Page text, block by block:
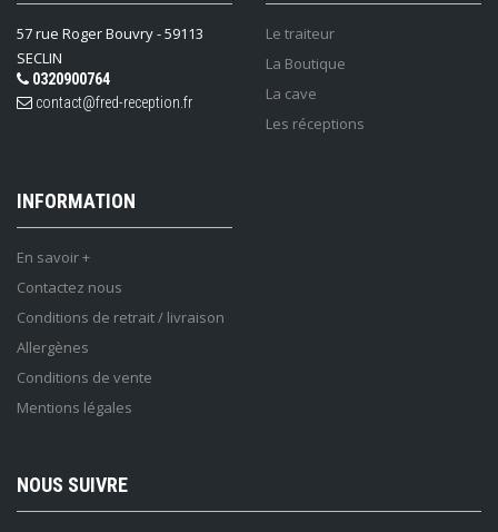
57 rue Roger Bouvry - 59113
SECLIN
0320900764
contact@fred-reception.fr
Le traiteur
La Boutique
La cave
Les réceptions
INFORMATION
En savoir +
Contactez nous
Conditions de retrait / livraison
Allergènes
Conditions de vente
Mentions légales
NOUS SUIVRE